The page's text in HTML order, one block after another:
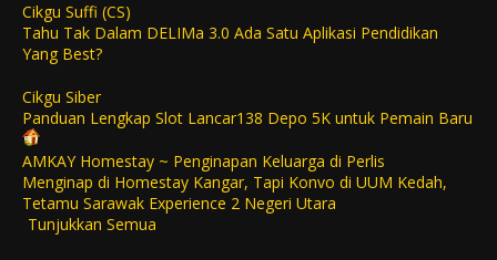
Cikgu Suffi (CS)
Tahu Tak Dalam DELIMa 3.0 Ada Satu Aplikasi Pendidikan
Yang Best?
Cikgu Siber
Panduan Lengkap Slot Lancar138 Depo 5K untuk Pemain Baru
AMKAY Homestay ~ Penginapan Keluarga di Perlis
Menginap di Homestay Kangar, Tapi Konvo di UUM Kedah,
Tetamu Sarawak Experience 2 Negeri Utara
Tunjukkan Semua